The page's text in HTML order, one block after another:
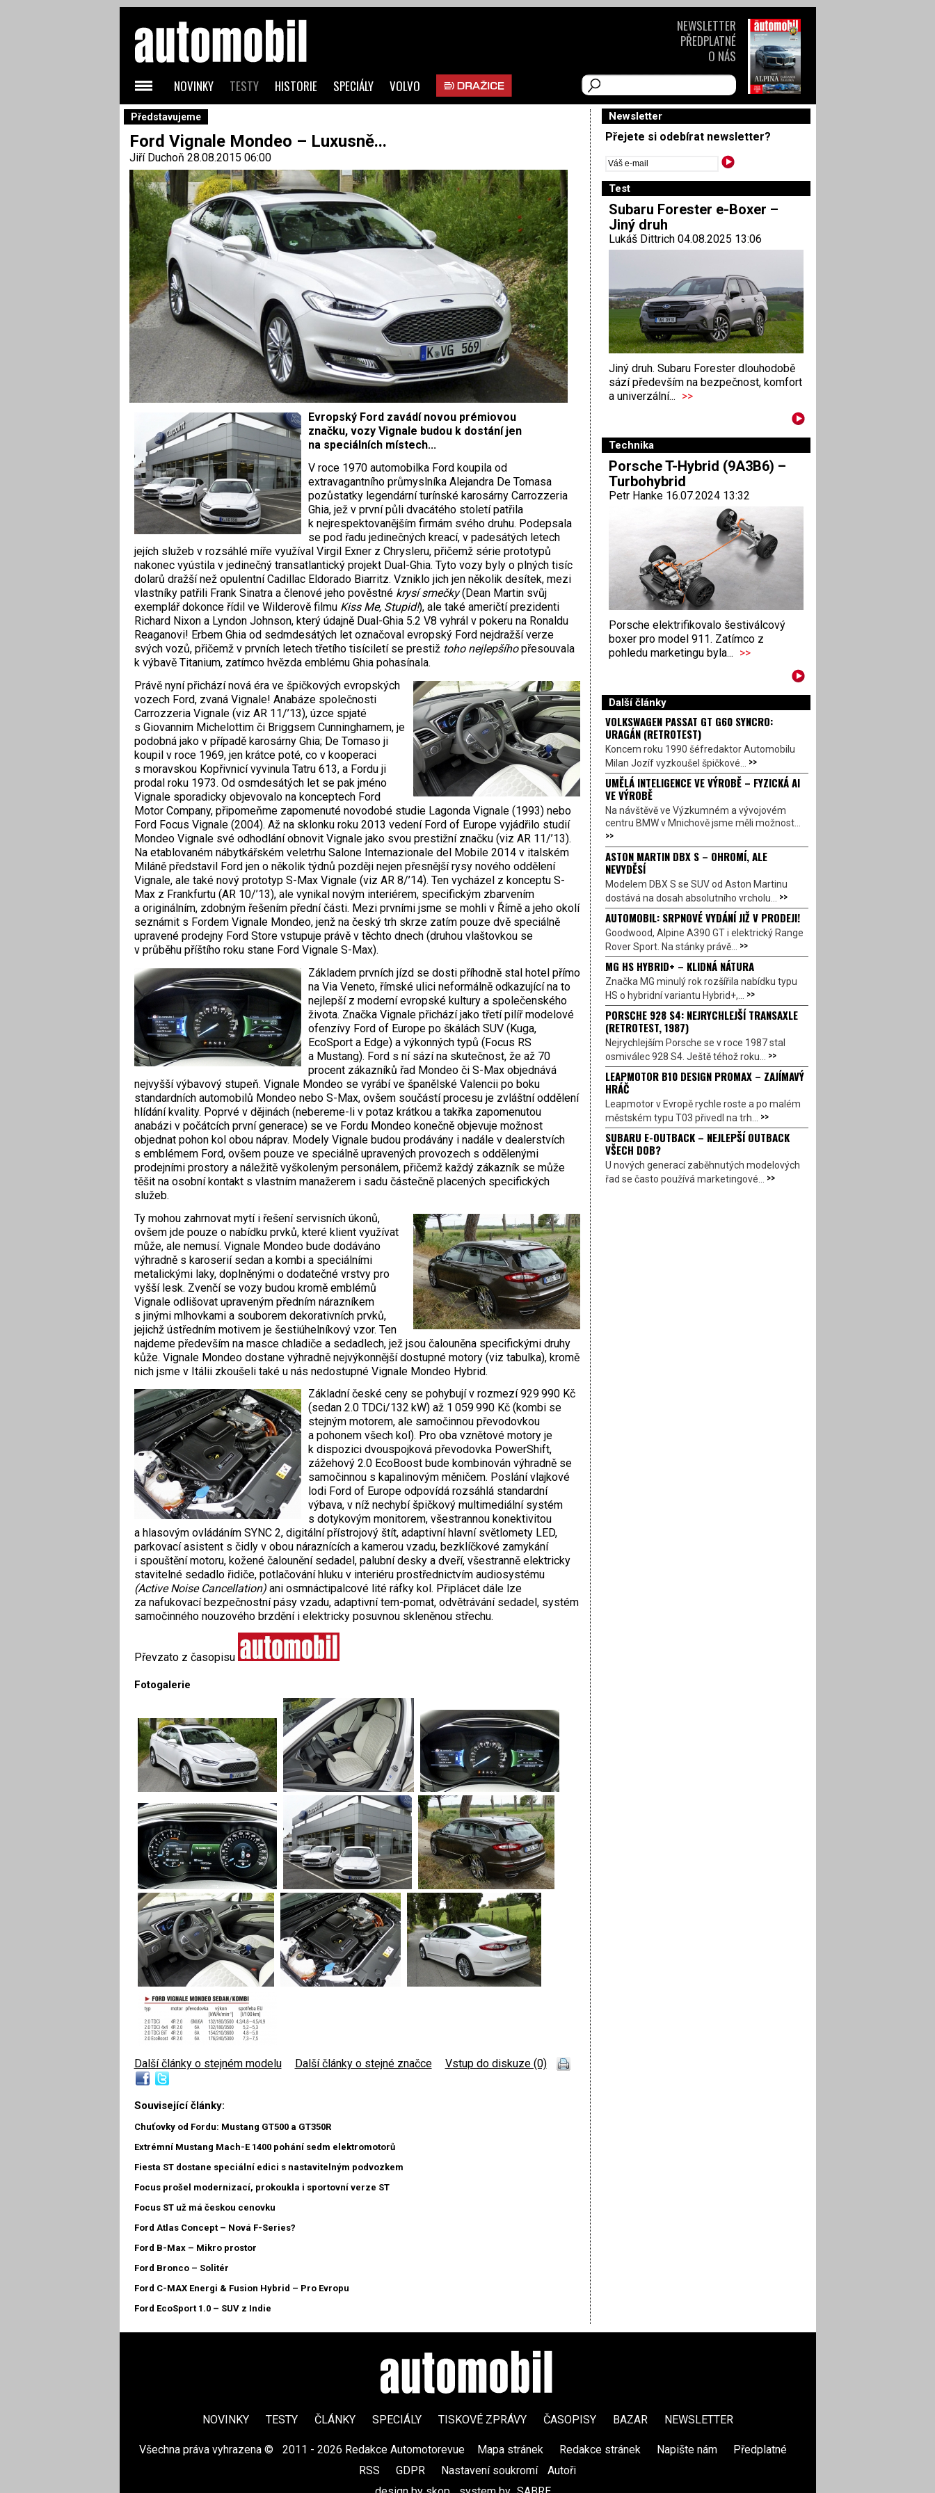
Představujeme
Ford Vignale Mondeo – Luxusně...
Jiří Duchoň 28.08.2015 06:00
Evropský Ford zavádí novou prémiovou
značku, vozy Vignale budou k dostání jen
na speciálních místech...
V roce 1970 automobilka Ford koupila od
extravagantního průmyslníka Alejandra De Tomasa
pozůstatky legendární turínské karosárny Carrozzeria
Ghia, jež v první půli dvacátého století patřila
k nejrespektovanějším firmám svého druhu. Podepsala
se pod řadu jedinečných kreací, v padesátých letech
jejích služeb v rozsáhlé míře využíval Virgil Exner z Chrysleru, přičemž série prototypů
nakonec vyústila v jedinečný transatlantický projekt Dual-Ghia. Tyto vozy byly o plných tisíc
dolarů dražší než opulentní Cadillac Eldorado Biarritz. Vzniklo jich jen několik desítek, mezi
vlastníky patřili Frank Sinatra a členové jeho pověstné krysí smečky(Dean Martin svůj
exemplář dokonce řídil ve Wilderově filmu Kiss Me, Stupid!), ale také američtí prezidenti
Richard Nixon a Lyndon Johnson, který údajně Dual-Ghia 5.2 V8 vyhrál v pokeru na Ronaldu
Reaganovi! Erbem Ghia od sedmdesátých let označoval evropský Ford nejdražší verze
svých vozů, přičemž v prvních letech třetího tisíciletí se prestiž toho nejlepšíhopřesouvala
k výbavě Titanium, zatímco hvězda emblému Ghia pohasínala.
Právě nyní přichází nová éra ve špičkových evropských
vozech Ford, zvaná Vignale! Anabáze společnosti
Carrozzeria Vignale (viz AR 11/’13), úzce spjaté
s Giovannim Michelottim či Briggsem Cunninghamem, je
podobná jako v případě karosárny Ghia; De Tomaso ji
koupil v roce 1969, jen krátce poté, co v kooperaci
s moravskou Kopřivnicí vyvinula Tatru 613, a Fordu ji
prodal roku 1973. Od osmdesátých let se pak jméno
Vignale sporadicky objevovalo na konceptech Ford
Motor Company, připomeňme zapomenuté novodobé studie Lagonda Vignale (1993) nebo
Ford Focus Vignale (2004). Až na sklonku roku 2013 vedení Ford of Europe vyjádřilo studií
Mondeo Vignale své odhodlání obnovit Vignale jako svou prestižní značku (viz AR 11/’13).
Na etablovaném nábytkářském veletrhu Salone Internazionale del Mobile 2014 v italském
Miláně představil Ford jen o několik týdnů později nejen přesnější rysy nového oddělení
Vignale, ale také nový prototyp S-Max Vignale (viz AR 8/’14). Ten vycházel z konceptu S-
Max z Frankfurtu (AR 10/’13), ale vynikal novým interiérem, specifickým zbarvením
a originálním, zdobným řešením přední části. Mezi prvními jsme se mohli v Římě a jeho okolí
seznámit s Fordem Vignale Mondeo, jenž na český trh skrze zatím pouze dvě speciálně
upravené prodejny Ford Store vstupuje právě v těchto dnech (druhou vlaštovkou se
v průběhu příštího roku stane Ford Vignale S-Max).
Základem prvních jízd se dosti příhodně stal hotel přímo
na Via Veneto, římské ulici neformálně odkazující na to
nejlepší z moderní evropské kultury a společenského
života. Značka Vignale přichází jako třetí pilíř modelové
ofenzívy Ford of Europe po škálách SUV (Kuga,
EcoSport a Edge) a výkonných typů (Focus RS
a Mustang). Ford s ní sází na skutečnost, že až 70
procent zákazníků řad Mondeo či S-Max objednává
nejvyšší výbavový stupeň. Vignale Mondeo se vyrábí ve španělské Valencii po boku
standardních automobilů Mondeo nebo S-Max, ovšem součástí procesu je zvláštní oddělení
hlídání kvality. Poprvé v dějinách (nebereme-li v potaz krátkou a takřka zapomenutou
anabázi v počátcích první generace) se ve Fordu Mondeo konečně objevuje možnost
objednat pohon kol obou náprav. Modely Vignale budou prodávány i nadále v dealerstvích
s emblémem Ford, ovšem pouze ve speciálně upravených provozech s oddělenými
prodejními prostory a náležitě vyškoleným personálem, přičemž každý zákazník se může
těšit na osobní kontakt s vlastním manažerem i sadu částečně placených specifických
služeb.
Ty mohou zahrnovat mytí i řešení servisních úkonů,
ovšem jde pouze o nabídku prvků, které klient využívat
může, ale nemusí. Vignale Mondeo bude dodáváno
výhradně s karoserií sedan a kombi a speciálními
metalickými laky, doplněnými o dodatečné vrstvy pro
vyšší lesk. Zvenčí se vozy budou kromě emblémů
Vignale odlišovat upraveným předním nárazníkem
s jinými mlhovkami a souborem dekorativních prvků,
jejichž ústředním motivem je šestiúhelníkový vzor. Ten
najdeme především na masce chladiče a sedadlech, jež jsou čalouněna specifickými druhy
kůže. Vignale Mondeo dostane výhradně nejvýkonnější dostupné motory (viz tabulka), kromě
nich jsme v Itálii zkoušeli také u nás nedostupné Vignale Mondeo Hybrid.
Základní české ceny se pohybují v rozmezí 929 990 Kč
(sedan 2.0 TDCi/132 kW) až 1 059 990 Kč (kombi se
stejným motorem, ale samočinnou převodovkou
a pohonem všech kol). Pro oba vznětové motory je
k dispozici dvouspojková převodovka PowerShift,
zážehový 2.0 EcoBoost bude kombinován výhradně se
samočinnou s kapalinovým měničem. Poslání vlajkové
lodi Ford of Europe odpovídá rozsáhlá standardní
výbava, v níž nechybí špičkový multimediální systém
s dotykovým monitorem, všestrannou konektivitou
a hlasovým ovládáním SYNC 2, digitální přístrojový štít, adaptivní hlavní světlomety LED,
parkovací asistent s čidly v obou náraznících a kamerou vzadu, bezklíčkové zamykání
i spouštění motoru, kožené čalounění sedadel, palubní desky a dveří, všestranně elektricky
stavitelné sedadlo řidiče, potlačování hluku v interiéru prostřednictvím audiosystému
(Active Noise Cancellation)ani osmnáctipalcové lité ráfky kol. Připlácet dále lze
za nafukovací bezpečnostní pásy vzadu, adaptivní tem-pomat, odvětrávání sedadel, systém
samočinného nouzového brzdění i elektricky posuvnou skleněnou střechu.
Převzato z časopisu
Fotogalerie
Další články o stejném modelu Další články o stejné značce Vstup do diskuze (0)
Související články:
Chuťovky od Fordu: Mustang GT500 a GT350R
Extrémní Mustang Mach-E 1400 pohání sedm elektromotorů
Fiesta ST dostane speciální edici s nastavitelným podvozkem
Focus prošel modernizací, prokoukla i sportovní verze ST
Focus ST už má českou cenovku
Ford Atlas Concept – Nová F-Series?
Ford B-Max – Mikro prostor
Ford Bronco – Solitér
Ford C-MAX Energi & Fusion Hybrid – Pro Evropu
Ford EcoSport 1.0 – SUV z Indie
Newsletter
Přejete si odebírat newsletter?
Test
Subaru Forester e-Boxer –
Jiný druh
Lukáš Dittrich 04.08.2025 13:06
Jiný druh. Subaru Forester dlouhodobě
sází především na bezpečnost, komfort
a univerzální... >>
Technika
Porsche T-Hybrid (9A3B6) –
Turbohybrid
Petr Hanke 16.07.2024 13:32
Porsche elektrifikovalo šestiválcový
boxer pro model 911. Zatímco z
pohledu marketingu byla... >>
Další články
VOLKSWAGEN PASSAT GT G60 SYNCRO:
URAGÁN (RETROTEST)
Koncem roku 1990 šéfredaktor Automobilu
Milan Jozíf vyzkoušel špičkové... >>
UMĚLÁ INTELIGENCE VE VÝROBĚ – FYZICKÁ AI
VE VÝROBĚ
Na návštěvě ve Výzkumném a vývojovém
centru BMW v Mnichově jsme měli možnost...
>>
ASTON MARTIN DBX S – OHROMÍ, ALE
NEVYDĚSÍ
Modelem DBX S se SUV od Aston Martinu
dostává na dosah absolutního vrcholu... >>
AUTOMOBIL: SRPNOVÉ VYDÁNÍ JIŽ V PRODEJI!
Goodwood, Alpine A390 GT i elektrický Range
Rover Sport. Na stánky právě... >>
MG HS HYBRID+ – KLIDNÁ NÁTURA
Značka MG minulý rok rozšířila nabídku typu
HS o hybridní variantu Hybrid+,... >>
PORSCHE 928 S4: NEJRYCHLEJŠÍ TRANSAXLE
(RETROTEST, 1987)
Nejrychlejším Porsche se v roce 1987 stal
osmiválec 928 S4. Ještě téhož roku... >>
LEAPMOTOR B10 DESIGN PROMAX – ZAJÍMAVÝ
HRÁČ
Leapmotor v Evropě rychle roste a po malém
městském typu T03 přivedl na trh... >>
SUBARU E-OUTBACK – NEJLEPŠÍ OUTBACK
VŠECH DOB?
U nových generací zaběhnutých modelových
řad se často používá marketingové... >>
NOVINKY TESTY HISTORIE SPECIÁLY VOLVO
NEWSLETTER
PŘEDPLATNÉ
O NÁS
NOVINKY TESTY ČLÁNKY SPECIÁLY TISKOVÉ ZPRÁVY ČASOPISY BAZAR NEWSLETTER
Všechna práva vyhrazena © 2011 - 2026 Redakce Automotorevue Mapa stránek Redakce stránek Napište nám Předplatné
RSS
GDPR Nastavení soukromí
Autoři